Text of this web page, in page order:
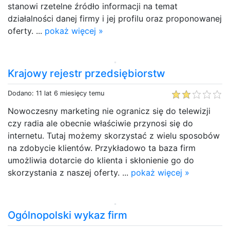
stanowi rzetelne źródło informacji na temat
działalności danej firmy i jej profilu oraz proponowanej
oferty. ... pokaż więcej »
Krajowy rejestr przedsiębiorstw
Dodano: 11 lat 6 miesięcy temu
Nowoczesny marketing nie ogranicz się do telewizji
czy radia ale obecnie właściwie przynosi się do
internetu. Tutaj możemy skorzystać z wielu sposobów
na zdobycie klientów. Przykładowo ta baza firm
umożliwia dotarcie do klienta i skłonienie go do
skorzystania z naszej oferty. ... pokaż więcej »
Ogólnopolski wykaz firm